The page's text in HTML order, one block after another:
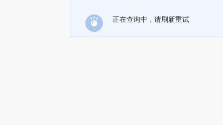
正在查询中，请刷新重试